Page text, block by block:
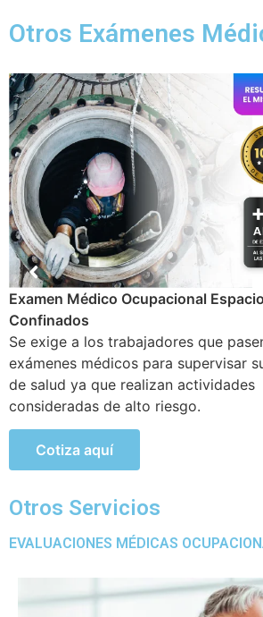
Otros Exámenes
Evaluación para trabajos en caliente
riesgo
Son exámenes realizados para
la empresa que están expuestos a
contacto a altos niveles de
riesgo en la empresa.
Cotiza aquí
Otros Servicios
EVALUACIONES MÉDICAS